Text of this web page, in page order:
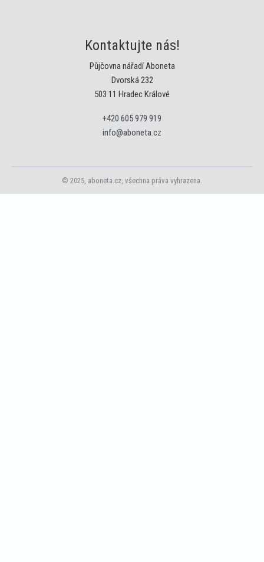
Kontaktujte nás!
Půjčovna nářadí Aboneta
Dvorská 232
503 11 Hradec Králové
+420 605 979 919
info@aboneta.cz
© 2025, aboneta.cz, všechna práva vyhrazena.